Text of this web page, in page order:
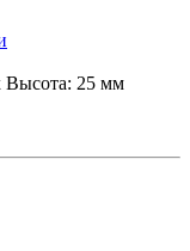
25 мм